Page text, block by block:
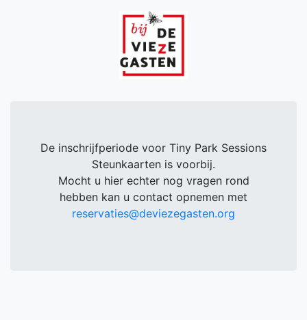
De inschrijfperiode voor Tiny Park Sessions
Steunkaarten is voorbij.
Mocht u hier echter nog vragen rond
hebben kan u contact opnemen met
reservaties@deviezegasten.org